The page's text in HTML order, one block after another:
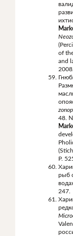
of
and
48.
P.
рыб
247.